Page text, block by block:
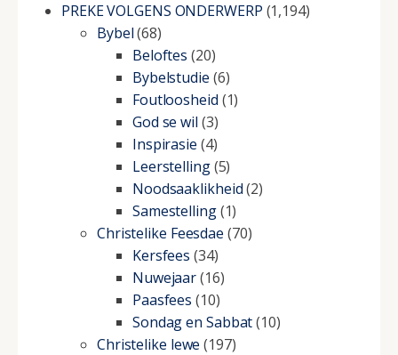
PREKE VOLGENS ONDERWERP (1,194)
Bybel(68)
Beloftes (20)
Bybelstudie (6)
Foutloosheid (1)
God se wil (3)
Inspirasie (4)
Leerstelling(5)
Noodsaaklikheid(2)
Samestelling(1)
Christelike Feesdae (70)
Kersfees (34)
Nuwejaar(16)
Paasfees (10)
Sondag en Sabbat(10)
Christelike lewe (197)